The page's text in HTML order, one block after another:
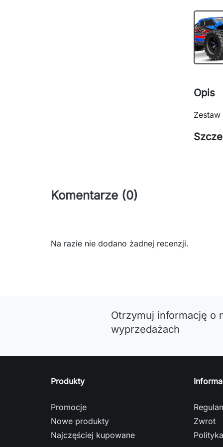
Opis
Komentarze (0)
Na razie nie dodano żadnej recenzji.
Otrzymuj informację o
wyprzedażach
Produkty
Promocje
Nowe produkty
Najczęściej kupowane
Zwrot